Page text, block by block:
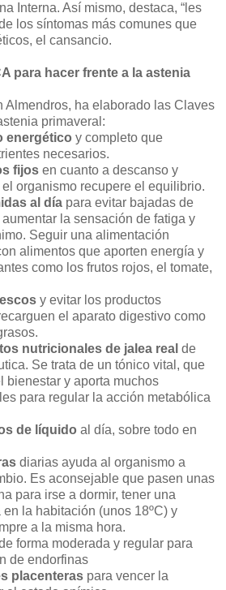
Interna. Así mismo, destaca, “les
los síntomas más comunes que
el cansancio.
para hacer frente a la astenia
Almendros, ha elaborado las Claves
primaveral:
energético y completo que
necesarios.
fijos en cuanto a descanso y
organismo recupere el equilibrio.
al día para evitar bajadas de
la sensación de fatiga y
Seguir una alimentación
alimentos que aporten energía y
como los frutos rojos, el tomate,
y evitar los productos
el aparato digestivo como
nutricionales de jalea real de
Se trata de un tónico vital, que
bienestar y aporta muchos
para regular la acción metabólica
de líquido al día, sobre todo en
diarias ayuda al organismo a
Es aconsejable que pasen unas
para irse a dormir, tener una
la habitación (unos 18ºC) y
a la misma hora.
forma moderada y regular para
de endorfinas
placenteras para vencer la